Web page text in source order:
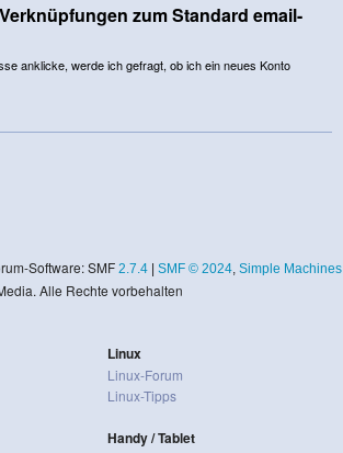
zum Standard email-
anklicke, werde ich gefragt, ob ich ein neues Konto
Software: SMF 2.7.4| SMF © 2024, Simple Machines
Alle Rechte vorbehalten
Linux
Linux-Forum
Linux-Tipps
Handy / Tablet